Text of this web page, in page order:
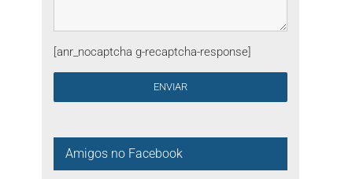
[anr_nocaptcha g-recaptcha-response]
Amigos no Facebook